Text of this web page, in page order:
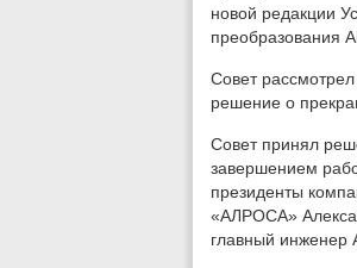
новой редакции
преобразования
Cовет
решение о
Совет принял
завершением
президенты
«АЛРОСА»
главный